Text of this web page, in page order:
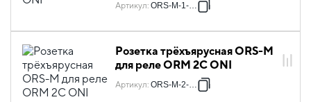
Артикул: ORS-M-1-2-G
Розетка трёхъярусная ORS-M
для реле ORM 2C ONI
Артикул: ORS-M-2-2-G